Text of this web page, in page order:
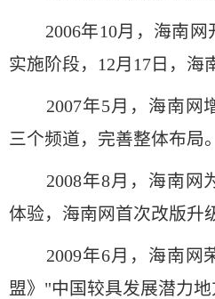
2006年10月，海南网
实施阶段，12月17日，海
2007年5月，海南网
三个频道，完善整体布局。
2008年8月，海南网
体验，海南网首次改版升
2009年6月，海南网
盟》"中国较具发展潜力地